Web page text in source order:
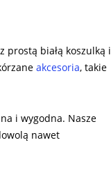
prostą białą koszulką i
akcesoria, takie
i wygodna. Nasze
nawet